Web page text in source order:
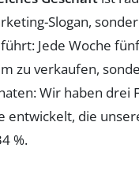
Slogan,
Jede Woche
zu verkaufen,
Wir haben drei
entwickelt, die
%.